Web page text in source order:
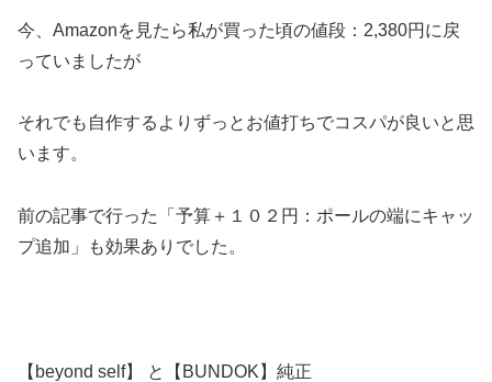
今、Amazonを見たら私が買った頃の値段：2,380円に戻
っていましたが
それでも自作するよりずっとお値打ちでコスパが良いと思
います。
前の記事で行った「予算＋１０２円：ポールの端にキャッ
プ追加」も効果ありでした。
【beyond self】 と【BUNDOK】純正